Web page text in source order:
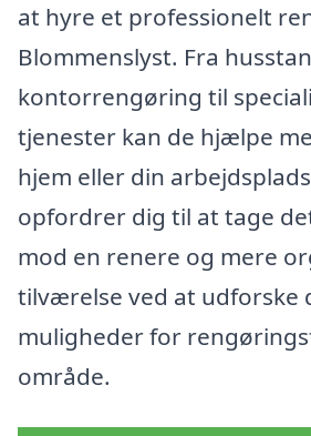
at hyre et professionelt
Blommenslyst. Fra
kontorrengøring til
tjenester kan de hjælpe
hjem eller din
opfordrer dig til at tage
mod en renere og mere
tilværelse ved at udforske
muligheder for
område.